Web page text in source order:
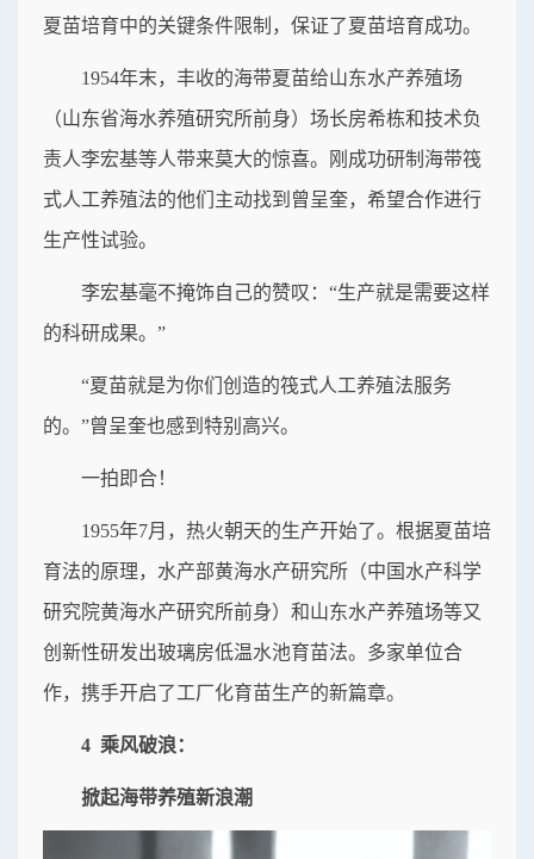
夏苗培育中的关键条件限制，保证了夏苗培育成功。
1954年末，丰收的海带夏苗给山东水产养殖场
（山东省海水养殖研究所前身）场长房希栋和技术负
责人李宏基等人带来莫大的惊喜。刚成功研制海带筏
式人工养殖法的他们主动找到曾呈奎，希望合作进行
生产性试验。
李宏基毫不掩饰自己的赞叹：“生产就是需要这样
的科研成果。”
“夏苗就是为你们创造的筏式人工养殖法服务
的。”曾呈奎也感到特别高兴。
一拍即合！
1955年7月，热火朝天的生产开始了。根据夏苗培
育法的原理，水产部黄海水产研究所（中国水产科学
研究院黄海水产研究所前身）和山东水产养殖场等又
创新性研发出玻璃房低温水池育苗法。多家单位合
作，携手开启了工厂化育苗生产的新篇章。
4 乘风破浪：
掀起海带养殖新浪潮